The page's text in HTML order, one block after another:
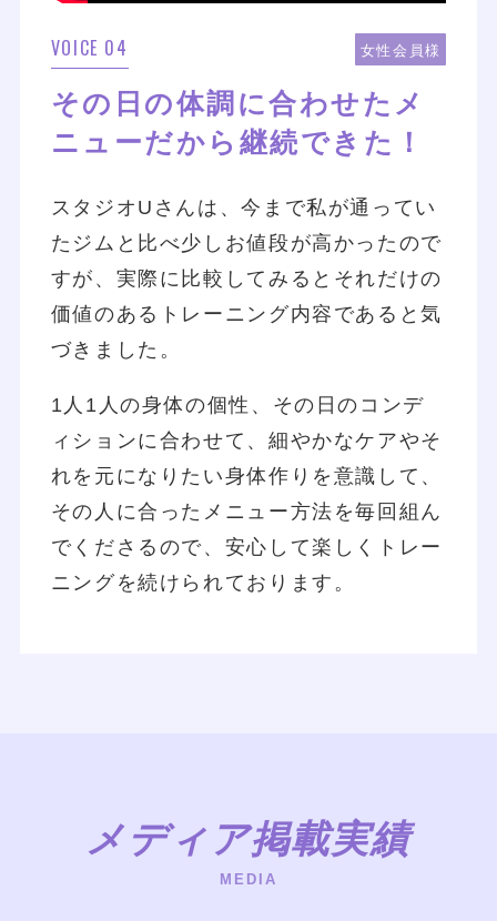
VOICE 04 女性会員様
その日の体調に合わせたメ
ニューだから継続できた！
スタジオUさんは、今まで私が通ってい
たジムと比べ少しお値段が高かったので
すが、実際に比較してみるとそれだけの
価値のあるトレーニング内容であると気
づきました。
1人1人の身体の個性、その日のコンデ
ィションに合わせて、細やかなケアやそ
れを元になりたい身体作りを意識して、
その人に合ったメニュー方法を毎回組ん
でくださるので、安心して楽しくトレー
ニングを続けられております。
メディア掲載実績
MEDIA